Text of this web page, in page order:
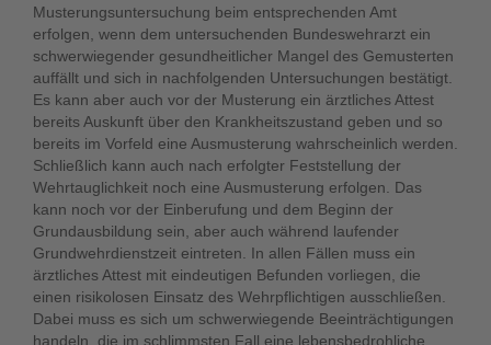
Musterungsuntersuchung beim entsprechenden Amt
erfolgen, wenn dem untersuchenden Bundeswehrarzt ein
schwerwiegender gesundheitlicher Mangel des Gemusterten
auffällt und sich in nachfolgenden Untersuchungen bestätigt.
Es kann aber auch vor der Musterung ein ärztliches Attest
bereits Auskunft über den Krankheitszustand geben und so
bereits im Vorfeld eine Ausmusterung wahrscheinlich werden.
Schließlich kann auch nach erfolgter Feststellung der
Wehrtauglichkeit noch eine Ausmusterung erfolgen. Das
kann noch vor der Einberufung und dem Beginn der
Grundausbildung sein, aber auch während laufender
Grundwehrdienstzeit eintreten. In allen Fällen muss ein
ärztliches Attest mit eindeutigen Befunden vorliegen, die
einen risikolosen Einsatz des Wehrpflichtigen ausschließen.
Dabei muss es sich um schwerwiegende Beeinträchtigungen
handeln, die im schlimmsten Fall eine lebensbedrohliche